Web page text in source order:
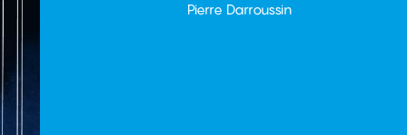
Pierre Darroussin